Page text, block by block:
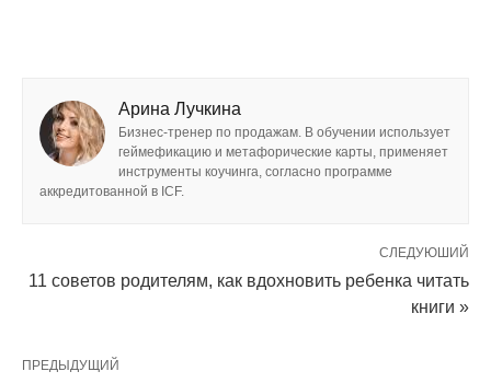
Арина Лучкина
Бизнес-тренер по продажам. В обучении использует
геймефикацию и метафорические карты, применяет
инструменты коучинга, согласно программе
аккредитованной в ICF.
СЛЕДУЮШИЙ
11 советов родителям, как вдохновить ребенка читать
книги »
ПРЕДЫДУЩИЙ